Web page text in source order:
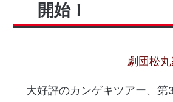
開始！
劇団松丸
大好評のカンゲキツアー、第